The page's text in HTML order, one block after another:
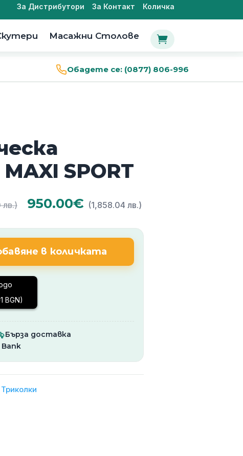
За Дистрибутори За Контакт Количка
Масажни Столове 
Обадете се: (0877) 806-996
SPORT
Original
was:
1789.01€
лв.).
950.00€ (1,858.04 лв.)Текущата
в количката
BGN)
Бърза доставка